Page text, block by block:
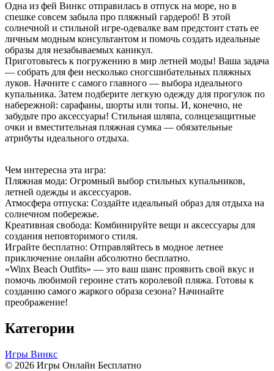
Одна из фей Винкс отправилась в отпуск на море, но в
спешке совсем забыла про пляжный гардероб! В этой
солнечной и стильной игре-одевалке вам предстоит стать ее
личным модным консультантом и помочь создать идеальные
образы для незабываемых каникул.
Приготовьтесь к погружению в мир летней моды! Ваша задача
— собрать для феи несколько сногсшибательных пляжных
луков. Начните с самого главного — выбора идеального
купальника. Затем подберите легкую одежду для прогулок по
набережной: сарафаны, шорты или топы. И, конечно, не
забудьте про аксессуары! Стильная шляпа, солнцезащитные
очки и вместительная пляжная сумка — обязательные
атрибуты идеального отдыха.
Чем интересна эта игра:
Пляжная мода: Огромный выбор стильных купальников,
летней одежды и аксессуаров.
Атмосфера отпуска: Создайте идеальный образ для отдыха на
солнечном побережье.
Креативная свобода: Комбинируйте вещи и аксессуары для
создания неповторимого стиля.
Играйте бесплатно: Отправляйтесь в модное летнее
приключение онлайн абсолютно бесплатно.
«Winx Beach Outfits» — это ваш шанс проявить свой вкус и
помочь любимой героине стать королевой пляжа. Готовы к
созданию самого жаркого образа сезона? Начинайте
преображение!
Категории
Игры Винкс
© 2026 Игры Онлайн Бесплатно